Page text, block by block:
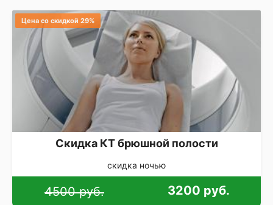
Цена со скидкой 29%
Скидка КТ брюшной полости
скидка ночью
4500 руб. 3200 руб.